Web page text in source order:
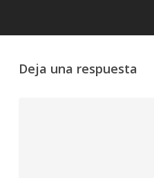
Deja una respuesta